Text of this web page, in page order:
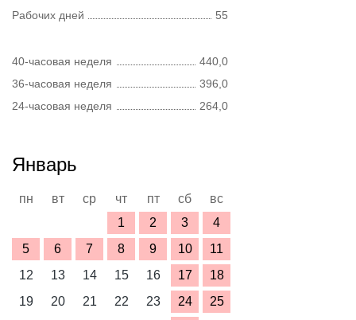
Рабочих дней
55
40-часовая неделя
440,0
36-часовая неделя
396,0
24-часовая неделя
264,0
Январь
пн вт ср чт пт сб
вс
1
2 3
4
5
6 7 8 9 10
11
12
13 14 15 16 17
18
19
20 21 22 23 24
25